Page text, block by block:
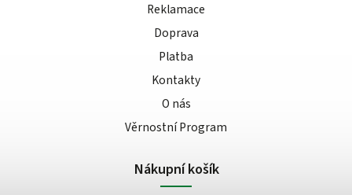
Reklamace
Doprava
Platba
Kontakty
O nás
Věrnostní Program
Nákupní košík